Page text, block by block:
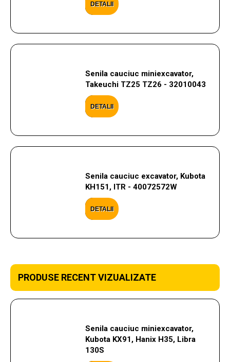
DETALII
Senila cauciuc miniexcavator,
Takeuchi TZ25 TZ26 - 32010043
DETALII
Senila cauciuc excavator, Kubota
KH151, ITR - 40072572W
DETALII
PRODUSE RECENT VIZUALIZATE
Senila cauciuc miniexcavator,
Kubota KX91, Hanix H35, Libra
130S